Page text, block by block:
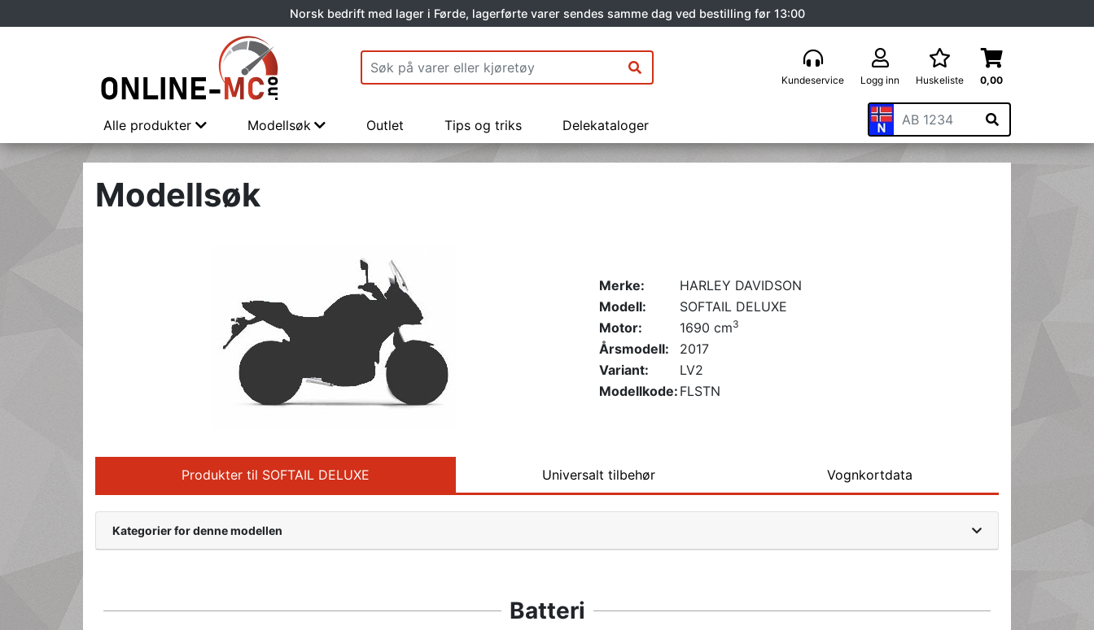
Norsk bedrift med lager i Førde, lagerførte varer sendes samme dag ved bestilling før 13:00
Kundeservice Logg inn Huskeliste 0,00
Alle produkter Modellsøk Outlet Tips og triks Delekataloger
Modellsøk
Merke:
HARLEY DAVIDSON
Modell:
SOFTAIL DELUXE
Motor:
1690 cm3
Årsmodell:
2017
Variant:
LV2
Modellkode: FLSTN
Produkter til SOFTAIL DELUXE Universalt tilbehør Vognkortdata
Kategorier for denne modellen
Batteri